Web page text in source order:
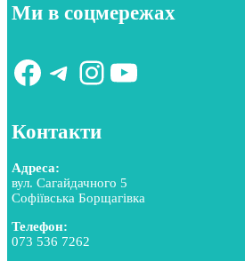
Ми в соцмережах
Facebook
Telegram
Instagram
YouTube
Контакти
Адреса:
вул. Сагайдачного 5
Софіївська Борщагівка
Телефон:
073 536 7262